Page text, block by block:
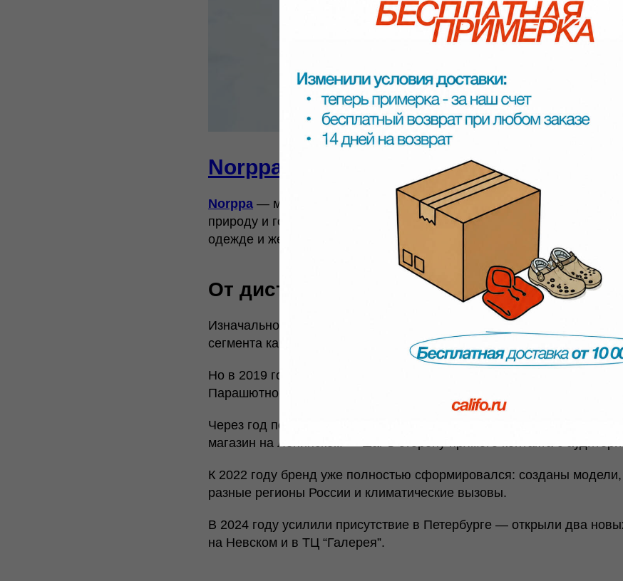
Norppa : север в одежде, выверенный
Norppa — молодой российский бренд верхней одежды, который
природу и город. Он не родился из хайпа: за его спиной
одежде и желание сделать что-то собственное, но честное.
От дистрибуции к собственному бренду
Изначально команда стояла по ту сторону витрины: продавали
сегмента как дистрибьюторы и работали с оптом.
Но в 2019 году они задумались: почему бы не сделать
?
Парашютной улице, они приблизились к покупателю,
Через год появился интернет-магазин с доставкой по стране и
магазин на Ленинском — шаг в сторону прямого контакта с
К 2022 году бренд уже полностью сформировался: созданы
разные регионы России и климатические вызовы.
В 2024 году усилили присутствие в Петербурге — открыли два
на Невском и в ТЦ “Галерея”.